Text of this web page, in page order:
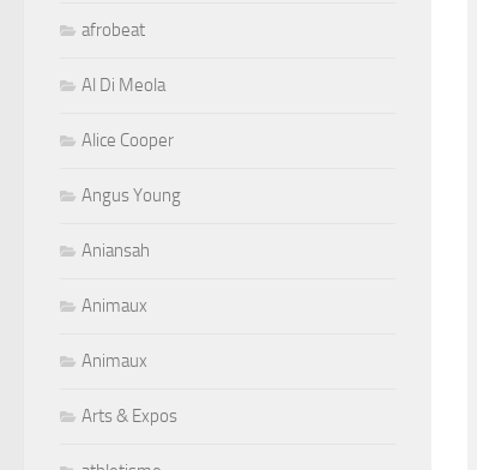
afrobeat
Al Di Meola
Alice Cooper
Angus Young
Aniansah
Animaux
Animaux
Arts & Expos